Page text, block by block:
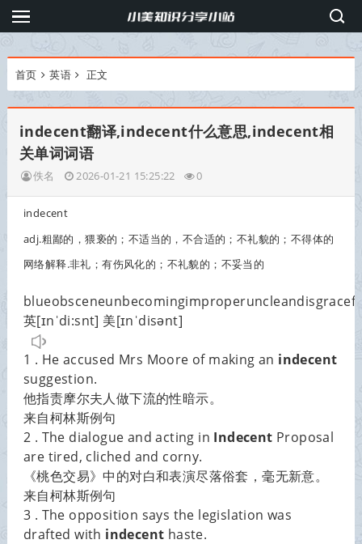
首页 英语 正文
indecent翻译,indecent什么意思,indecent相
关单词词语
佚名 2026-01-21 15:25:22 0
indecent
adj.粗鄙的，猥亵的；不适当的，不合适的；不礼貌的；不得体的
网络解释.非礼；有伤风化的；不礼貌的；不妥当的
blueobsceneunbecomingimproperunclean
英[ɪnˈdi:snt] 美[ɪnˈdisənt]
1 . He accused Mrs Moore of making an indecent
suggestion.
他指责摩尔夫人做下流的性暗示。
来自柯林斯例句
2 . The dialogue and acting in Indecent Proposal
are tired, cliched and corny.
《桃色交易》中的对白和表演尽落俗套，毫无新意。
来自柯林斯例句
3 . The opposition says the legislation was
drafted with indecent haste.